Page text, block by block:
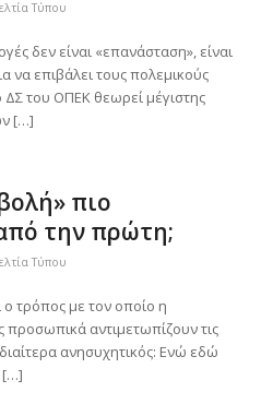
Τύπου
δεν είναι «επανάσταση», είναι
να επιβάλει τους πολεμικούς
ΔΣ του ΟΠΕΚ θεωρεί μέγιστης
[…]
πιο
την πρώτη;
Τύπου
τρόπος με τον οποίο η
αντιμετωπίζουν τις
ανησυχητικός: Ενώ εδώ
[…]